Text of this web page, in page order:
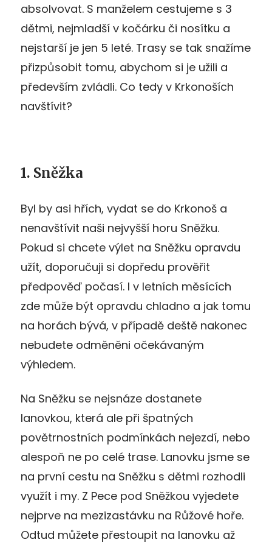
absolvovat. S manželem cestujeme s 3
dětmi, nejmladší v kočárku či nosítku a
nejstarší je jen 5 leté. Trasy se tak snažíme
přizpůsobit tomu, abychom si je užili a
především zvládli. Co tedy v Krkonoších
navštívit?
1. Sněžka
Byl by asi hřích, vydat se do Krkonoš a
nenavštívit naši nejvyšší horu Sněžku.
Pokud si chcete výlet na Sněžku opravdu
užít, doporučuji si dopředu prověřit
předpověď počasí. I v letních měsících
zde může být opravdu chladno a jak tomu
na horách bývá, v případě deště nakonec
nebudete odměněni očekávaným
výhledem.
Na Sněžku se nejsnáze dostanete
lanovkou, která ale při špatných
povětrnostních podmínkách nejezdí, nebo
alespoň ne po celé trase. Lanovku jsme se
na první cestu na Sněžku s dětmi rozhodli
využít i my. Z Pece pod Sněžkou vyjedete
nejprve na mezizastávku na Růžové hoře.
Odtud můžete přestoupit na lanovku až